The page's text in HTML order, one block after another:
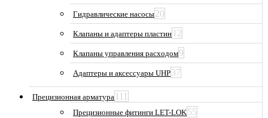
Гидравлические насосы20
Клапаны и адаптеры пластин 12
Клапаны управления расходом9
Адаптеры и аксессуары UHP37
Прецизионная арматура 111
Прецизионные фитинги LET-LOK55